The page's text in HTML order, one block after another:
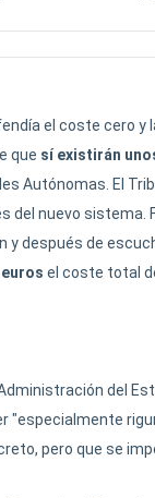
el coste cero
que sí existirán
Autónomas. El
del nuevo sistema.
y después de
el coste total
del
"especialmente
pero que se